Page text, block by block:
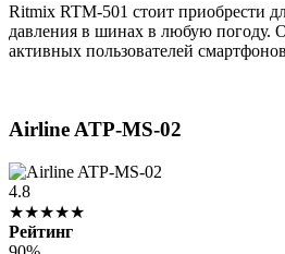
Ritmix RTM-501 стоит приобрести
давления в шинах в любую погоду.
активных пользователей
Airline ATP-MS-02
4.8
★★★★★
Рейтинг